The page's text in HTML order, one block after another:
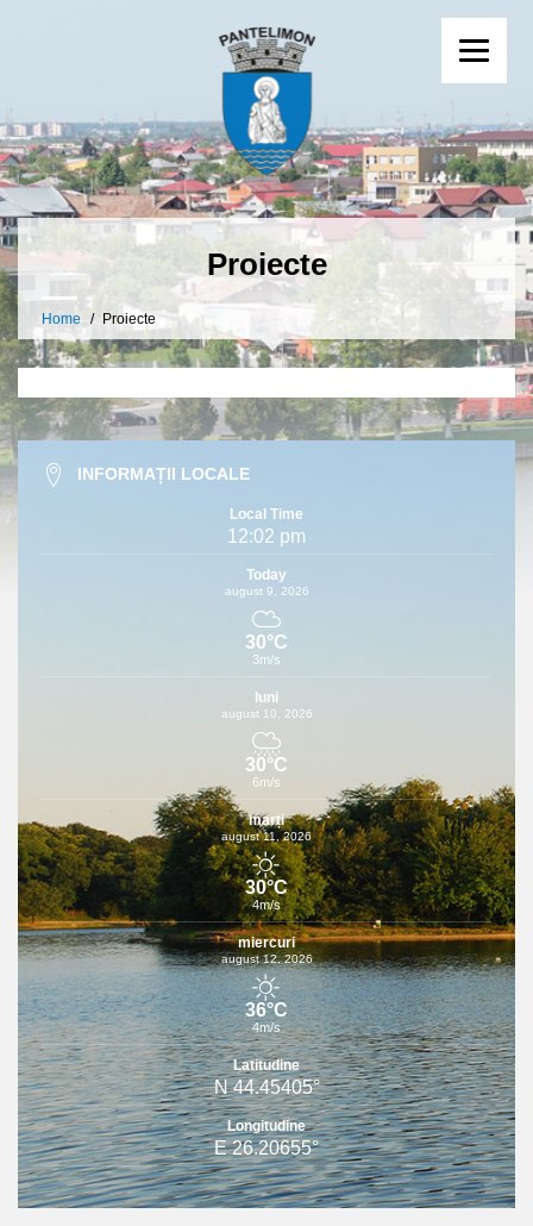
Proiecte
Home Proiecte
INFORMAȚII LOCALE
Local Time
12:02 pm
Today
august 9, 2026
30°C
3m/s
luni
august 10, 2026
30°C
6m/s
marți
august 11, 2026
30°C
4m/s
miercuri
august 12, 2026
36°C
4m/s
Latitudine
N 44.45405°
Longitudine
E 26.20655°